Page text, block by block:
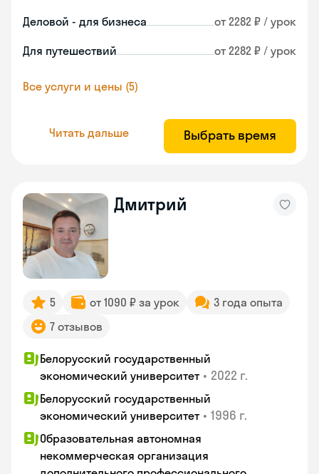
Деловой - для бизнеса от 2282 ₽ / урок
Для путешествий от 2282 ₽ / урок
Все услуги и цены (5)
Читать дальше Выбрать время
Дмитрий
5 от 1090 ₽ за урок
3 года опыта
7 отзывов
Белорусский государственный
экономический университет • 2022 г.
Белорусский государственный
экономический университет • 1996 г.
Образовательная автономная
некоммерческая организация